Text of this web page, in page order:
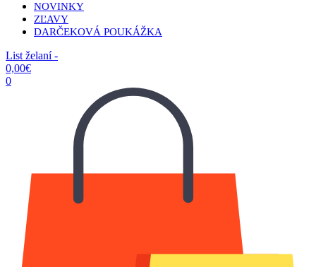
NOVINKY
ZĽAVY
DARČEKOVÁ POUKÁŽKA
List želaní -
0,00€
0